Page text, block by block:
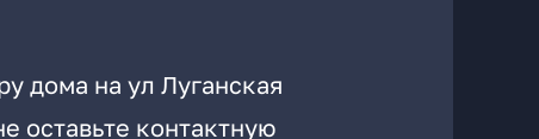
дома на ул Луганская
оставьте контактную